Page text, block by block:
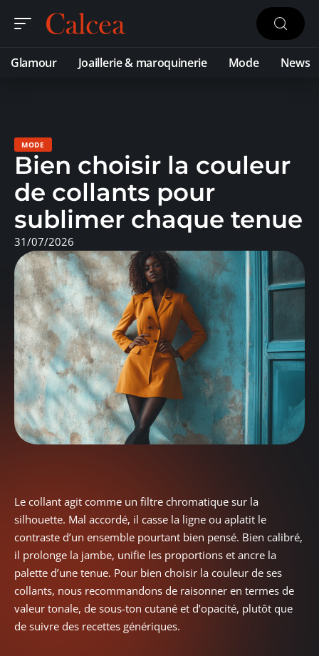
Glamour Joaillerie & maroquinerie Mode News
MODE
Bien choisir la couleur
de collants pour
sublimer chaque tenue
31/07/2026
Le collant agit comme un filtre chromatique sur la
silhouette. Mal accordé, il casse la ligne ou aplatit le
contraste d’un ensemble pourtant bien pensé. Bien calibré,
il prolonge la jambe, unifie les proportions et ancre la
palette d’une tenue. Pour bien choisir la couleur de ses
collants, nous recommandons de raisonner en termes de
valeur tonale, de sous-ton cutané et d’opacité, plutôt que
de suivre des recettes génériques.